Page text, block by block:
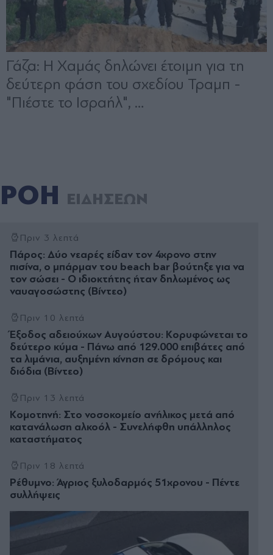
ΡΟΗ ΕΙΔΗΣΕΩΝ
Πριν 3 λεπτά
Πάρος: Δύο νεαρές είδαν τον 4χρονο στην
πισίνα, ο μπάρμαν του beach bar βούτηξε για να
τον σώσει - Ο ιδιοκτήτης ήταν δηλωμένος ως
ναυαγοσώστης (Βίντεο)
Πριν 10 λεπτά
Έξοδος αδειούχων Αυγούστου: Κορυφώνεται το
δεύτερο κύμα - Πάνω από 129.000 επιβάτες από
τα λιμάνια, αυξημένη κίνηση σε δρόμους και
διόδια (Βίντεο)
Πριν 13 λεπτά
Κομοτηνή: Στο νοσοκομείο ανήλικος μετά από
κατανάλωση αλκοόλ - Συνελήφθη υπάλληλος
καταστήματος
Πριν 18 λεπτά
Ρέθυμνο: Άγριος ξυλοδαρμός 51χρονου - Πέντε
συλλήψεις